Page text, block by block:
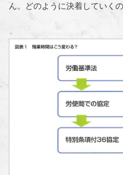
ん。どのように決着していく